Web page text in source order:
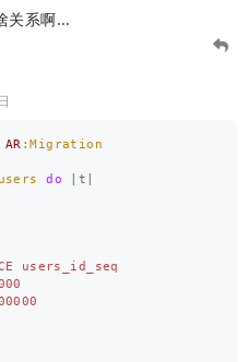
关系啊...
AR :Migration
do t
users_id_seq